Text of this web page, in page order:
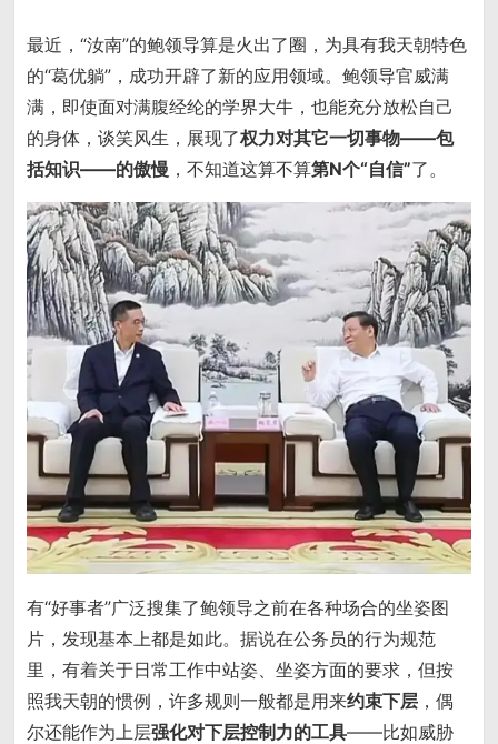
最近，“汝南”的鲍领导算是火出了圈，为具有我天朝特色
的“葛优躺”，成功开辟了新的应用领域。鲍领导官威满
满，即使面对满腹经纶的学界大牛，也能充分放松自己
的身体，谈笑风生，展现了权力对其它一切事物——包
括知识——的傲慢 ，不知道这算不算第N个“自信”了。
有“好事者”广泛搜集了鲍领导之前在各种场合的坐姿图
片，发现基本上都是如此。据说在公务员的行为规范
里，有着关于日常工作中站姿、坐姿方面的要求，但按
照我天朝的惯例，许多规则一般都是用来约束下层 ，偶
尔还能作为上层强化对下层控制力的工具——比如威胁